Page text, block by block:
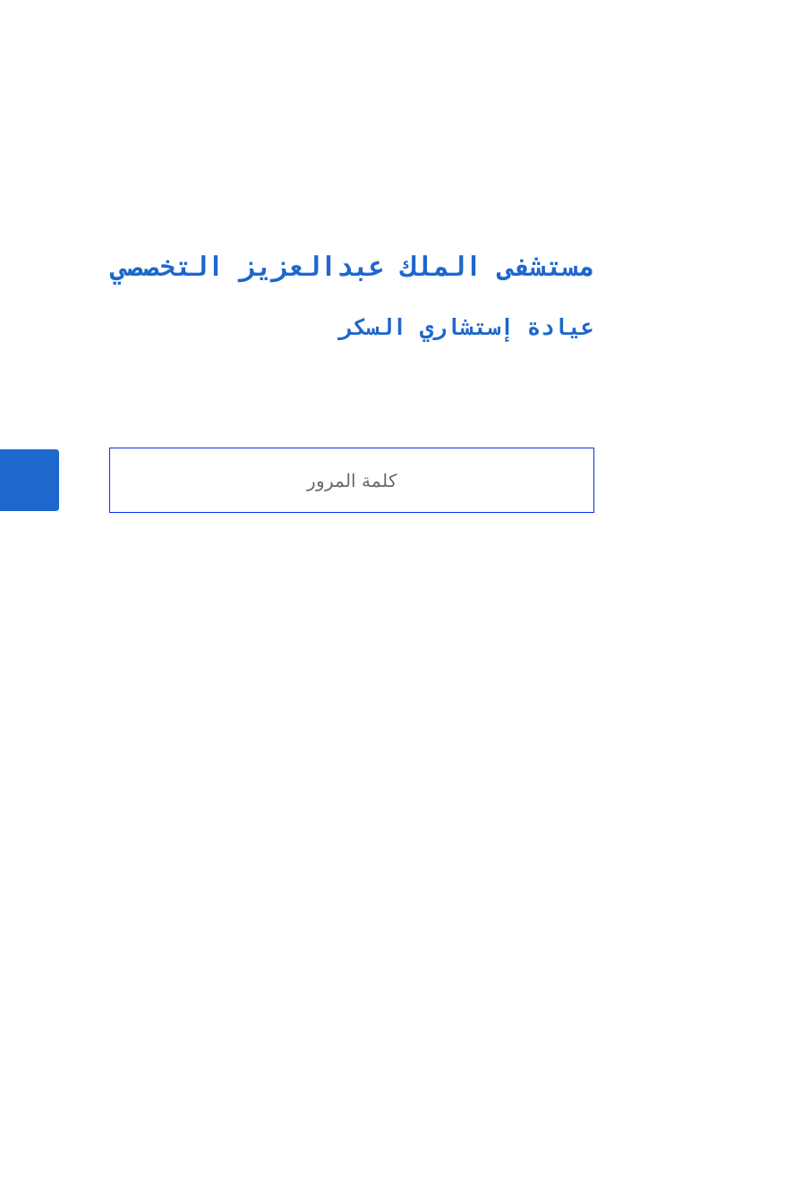
مستشفى الملك عبدالعزيز التخصصي
عيادة إستشاري السكر